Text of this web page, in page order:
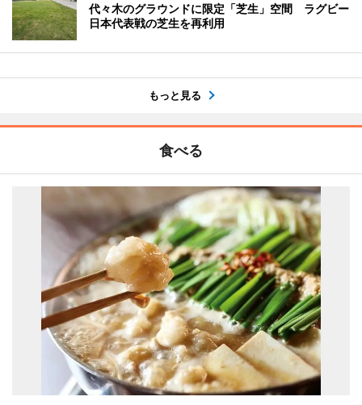
代々木のグラウンドに限定「芝生」空間 ラグビー
日本代表戦の芝生を再利用
もっと見る
食べる